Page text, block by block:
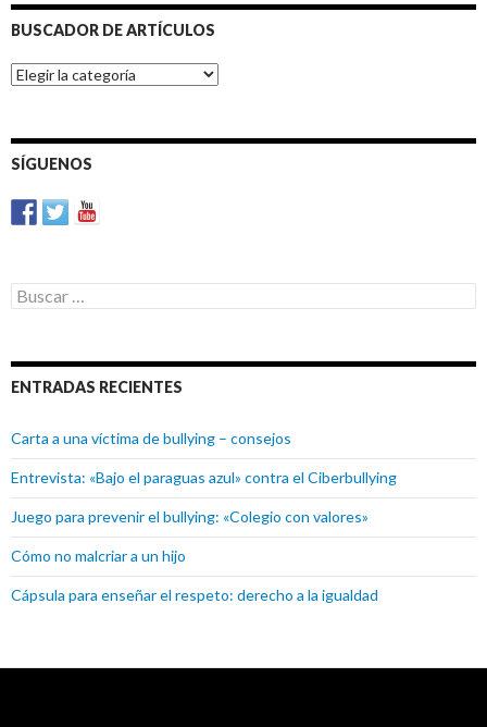
BUSCADOR DE ARTÍCULOS
BUSCADOR
DE
SÍGUENOS
Buscar:
ENTRADAS RECIENTES
Carta a una víctima de bullying – consejos
Entrevista: «Bajo el paraguas azul» contra el Ciberbullying
Juego para prevenir el bullying: «Colegio con valores»
Cómo no malcriar a un hijo
Cápsula para enseñar el respeto: derecho a la igualdad